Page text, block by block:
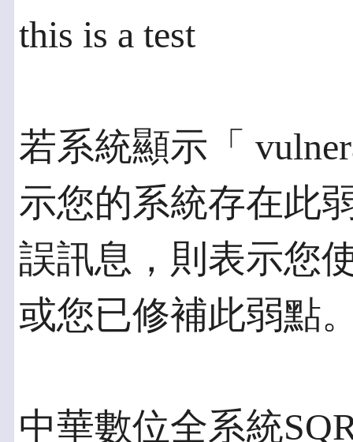
this is a test
若系統顯示「
示您的系統存在此
誤訊息，則表示您
或您已修補此弱點
中華數位全系統